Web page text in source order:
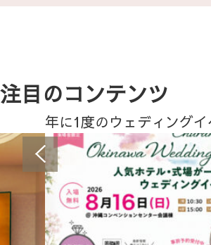
注目のコンテンツ
年に1度のウェディングイ